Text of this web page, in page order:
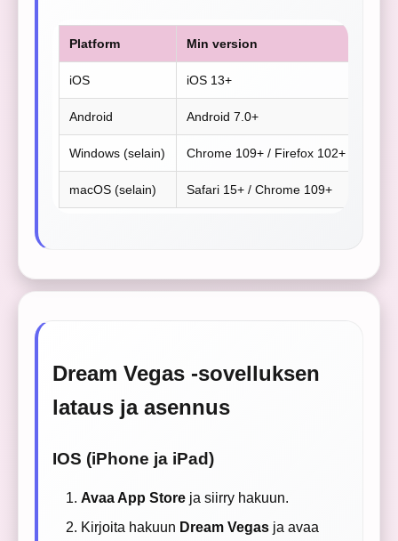
Platform Min version
iOS iOS 13+
Android Android 7.0+
Windows (selain) Chrome 109+ / Firefox 102+ / Edge
macOS (selain) Safari 15+ / Chrome 109+
Dream Vegas -sovelluksen
lataus ja asennus
IOS (iPhone ja iPad)
Avaa App Store ja siirry hakuun.
Kirjoita hakuun Dream Vegas ja avaa